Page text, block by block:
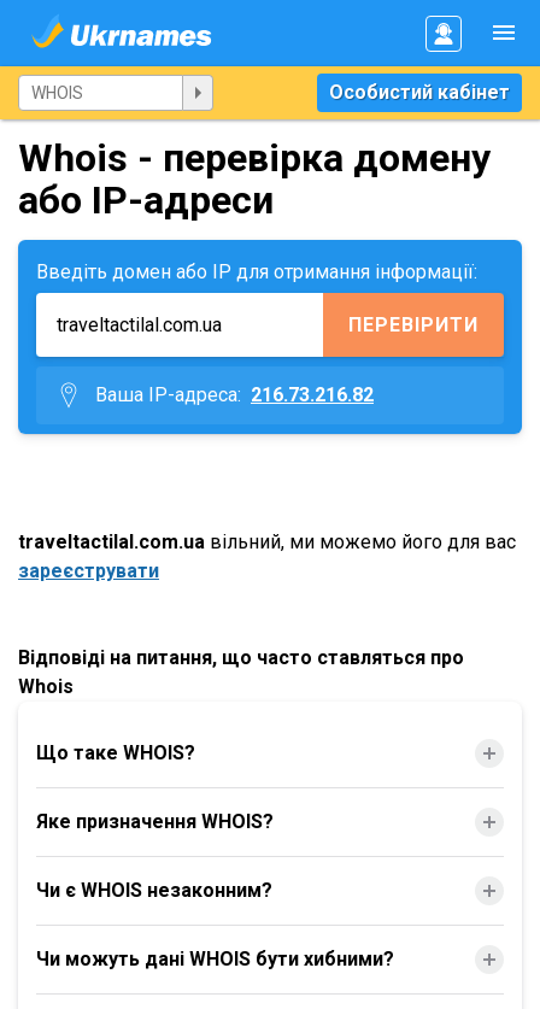
Особистий кабінет
Whois - перевірка домену
або IP-адреси
Введіть домен або IP для отримання інформації:
ПЕРЕВІРИТИ
Ваша IP-адреса: 216.73.216.82
traveltactilal.com.ua вільний, ми можемо його для вас
зареєструвати
Відповіді на питання, що часто ставляться про
Whois
Що таке WHOIS?
Яке призначення WHOIS?
Чи є WHOIS незаконним?
Чи можуть дані WHOIS бути хибними?